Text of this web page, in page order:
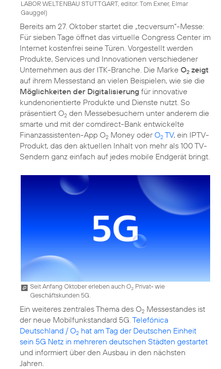
LABOR WELTENBAU STUTTGART, editor: Tom Exner, Elmar
Gauggel)
Bereits am 27. Oktober startet die „tecversum“-Messe:
Für sieben Tage öffnet das virtuelle Congress Center im
Internet kostenfrei seine Türen. Vorgestellt werden
Produkte, Services und Innovationen verschiedener
Unternehmen aus der ITK-Branche. Die Marke O2 zeigt
auf ihrem Messestand an vielen Beispielen, wie sie die
Möglichkeiten der Digitalisierung für innovative
kundenorientierte Produkte und Dienste nutzt. So
präsentiert O2 den Messebesuchern unter anderem die
smarte und mit der comdirect-Bank entwickelte
Finanzassistenten-App O2 Money oderO2 TV, ein IPTV-
Produkt, das den aktuellen Inhalt von mehr als 100 TV-
Sendern ganz einfach auf jedes mobile Endgerät bringt.
Seit Anfang Oktober erleben auch O2 Privat- wie
Geschäftskunden 5G.
Ein weiteres zentrales Thema des O2 Messestandes ist
der neue Mobilfunkstandard 5G.Telefónica
Deutschland / O2 hat am Tag der Deutschen Einheit
sein 5G Netz in mehreren deutschen Städten gestartet
und informiert über den Ausbau in den nächsten
Jahren.